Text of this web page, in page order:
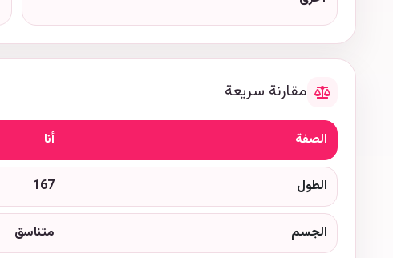
مقارنة سريعة
الصفة أنا
الطول 167
الجسم متناسق